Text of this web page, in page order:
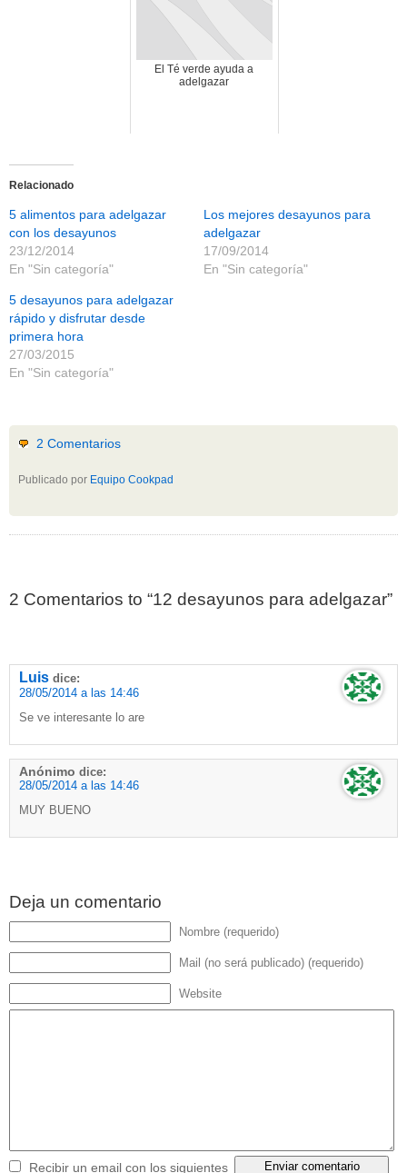
El Té verde ayuda a
adelgazar
Relacionado
5 alimentos para adelgazar
con los desayunos
23/12/2014
En "Sin categoría"
Los mejores desayunos para
adelgazar
17/09/2014
En "Sin categoría"
5 desayunos para adelgazar
rápido y disfrutar desde
primera hora
27/03/2015
En "Sin categoría"
2 Comentarios
Publicado por Equipo Cookpad
2 Comentarios to “12 desayunos para adelgazar”
Luis dice:
28/05/2014 a las 14:46
Se ve interesante lo are
Anónimo dice:
28/05/2014 a las 14:46
MUY BUENO
Deja un comentario
Nombre (requerido)
Mail (no será publicado) (requerido)
Website
Recibir un email con los siguientes